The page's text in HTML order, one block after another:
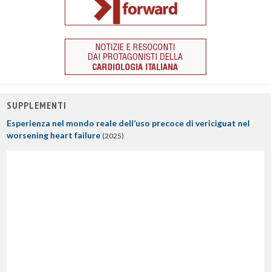
SUPPLEMENTI
Esperienza nel mondo reale dell’uso precoce di vericiguat nel
worsening heart failure (2025)